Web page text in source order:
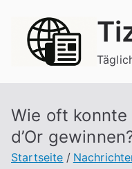
springen
Wie oft konnte
d’Or
Startseite